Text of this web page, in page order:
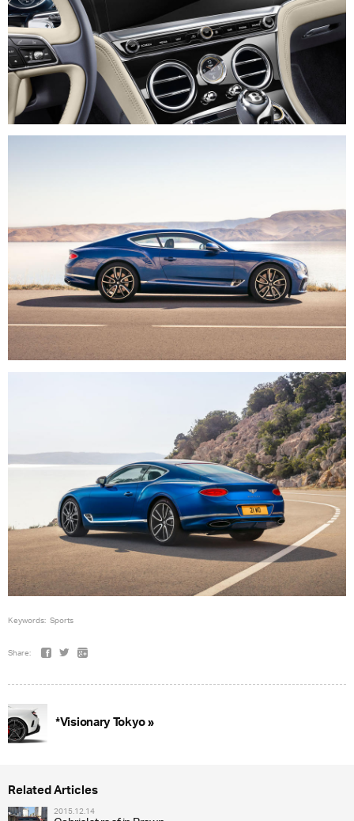
Keywords: Sports
Share:
*Visionary Tokyo »
Related Articles
2015.12.14